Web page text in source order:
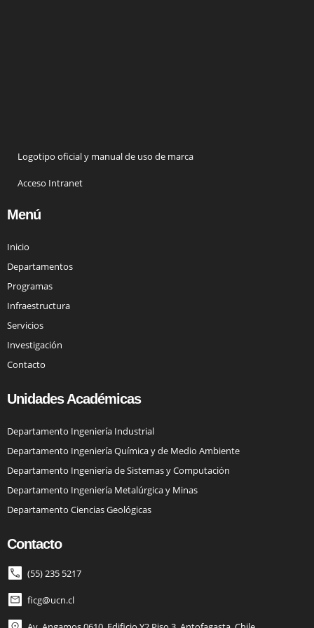
Logotipo oficial y manual de uso de marca
Acceso Intranet
Menú
Inicio
Departamentos
Programas
Infraestructura
Servicios
Investigación
Contacto
Unidades Académicas
Departamento Ingeniería Industrial
Departamento Ingeniería Química y de Medio Ambiente
Departamento Ingeniería de Sistemas y Computación
Departamento Ingeniería Metalúrgica y Minas
Departamento Ciencias Geológicas
Contacto
(55) 235 5217
ficg@ucn.cl